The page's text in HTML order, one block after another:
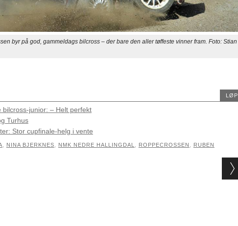
byr på god, gammeldags bilcross – der bare den aller tøffeste vinner fram. Foto: Stian
LØP
bilcross-junior: – Helt perfekt
Turhus
Stor cupfinale-helg i vente
NINA BJERKNES NMK NEDRE HALLINGDAL ROPPECROSSEN
RUBEN